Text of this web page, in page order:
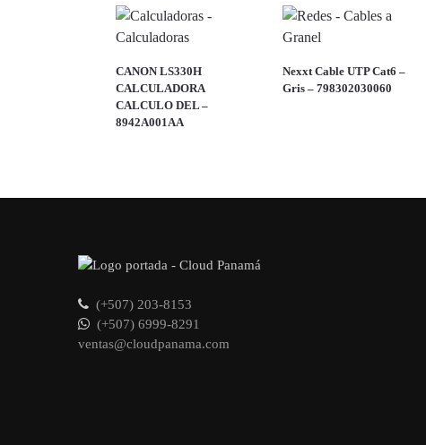
CANON LS330H
CALCULADORA
CALCULO DEL –
8942A001AA
Nexxt Cable UTP Cat6 –
Gris – 798302030060
(+507) 203-8153
(+507) 6999-8291
ventas@cloudpanama.com